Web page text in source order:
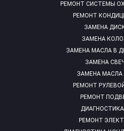
РЕМОНТ СИСТЕМЫ
РЕМОНТ
ЗАМЕНА
ЗАМЕНА
ЗАМЕНА МАСЛА В
ЗАМЕНА
ЗАМЕНА МАСЛА
РЕМОНТ
РЕМОНТ
ДИАГНОСТИКА
РЕМОНТ